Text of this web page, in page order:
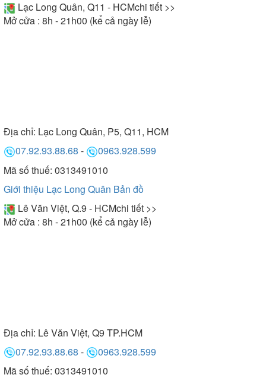
Lạc Long Quân, Q11 - HCMchi tiết >>
Mở cửa : 8h - 21h00 (kể cả ngày lễ)
Địa chỉ: Lạc Long Quân, P5, Q11, HCM
07.92.93.88.68 -
0963.928.599
Mã số thuế: 0313491010
Giới thiệu Lạc Long Quân Bản đồ
Lê Văn Việt, Q.9 - HCMchi tiết >>
Mở cửa : 8h - 21h00 (kể cả ngày lễ)
Địa chỉ: Lê Văn Việt, Q9 TP.HCM
07.92.93.88.68 -
0963.928.599
Mã số thuế: 0313491010